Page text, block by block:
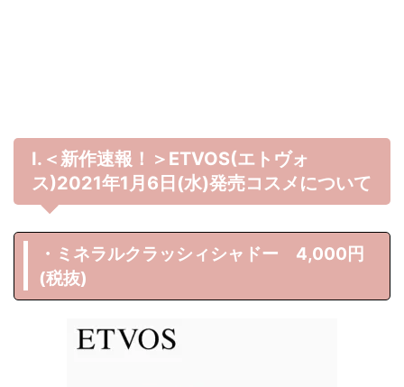
Ⅰ.＜新作速報！＞ETVOS(エトヴォ
ス)2021年1月6日(水)発売コスメについて
・ミネラルクラッシィシャドー 4,000円
(税抜)